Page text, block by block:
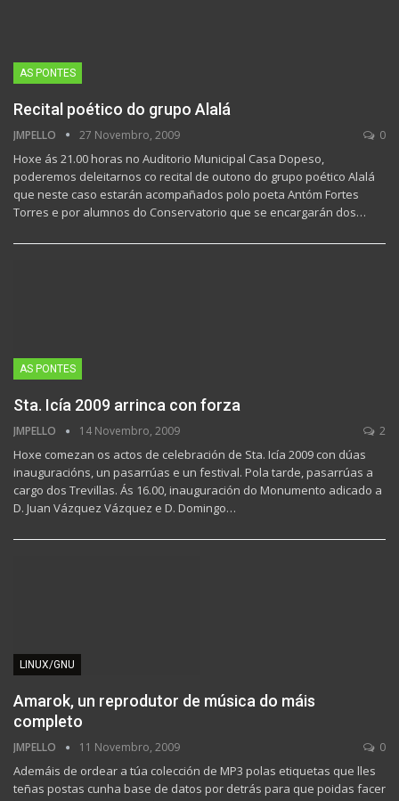
AS PONTES
Recital poético do grupo Alalá
JMPELLO 27 Novembro, 2009 0
Hoxe ás 21.00 horas no Auditorio Municipal Casa Dopeso,
poderemos deleitarnos co recital de outono do grupo poético Alalá
que neste caso estarán acompañados polo poeta Antóm Fortes
Torres e por alumnos do Conservatorio que se encargarán dos…
AS PONTES
Sta. Icía 2009 arrinca con forza
JMPELLO 14 Novembro, 2009 2
Hoxe comezan os actos de celebración de Sta. Icía 2009 con dúas
inauguracións, un pasarrúas e un festival. Pola tarde, pasarrúas a
cargo dos Trevillas. Ás 16.00, inauguración do Monumento adicado a
D. Juan Vázquez Vázquez e D. Domingo…
LINUX/GNU
Amarok, un reprodutor de música do máis
completo
JMPELLO 11 Novembro, 2009 0
Ademáis de ordear a túa colección de MP3 polas etiquetas que lles
teñas postas cunha base de datos por detrás para que poidas facer